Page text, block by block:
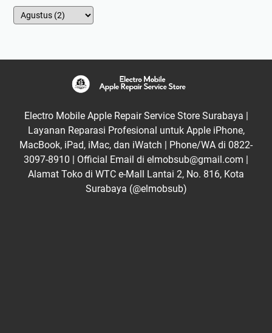
Electro Mobile Apple Repair Service Store Surabaya |
Layanan Reparasi Profesional untuk Apple iPhone,
MacBook, iPad, iMac, dan iWatch | Phone/WA di 0822-
3097-8910 | Official Email di elmobsub@gmail.com |
Alamat Toko di WTC e-Mall Lantai 2, No. 816, Kota
Surabaya (@elmobsub)